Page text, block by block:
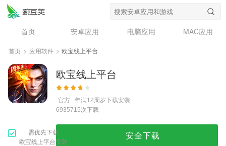
首页 安卓应用 电脑应用
MAC应用
资讯
专题
问答
首页 > 应用软件 > 欧宝线上平台
欧宝线上平台
官方 年满12周岁下载安装
6935715次下载
需优先下载
欧宝线上平台安装
安全下载